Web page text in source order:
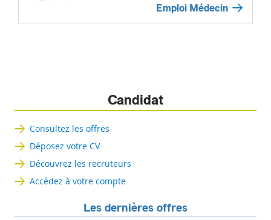
Emploi Médecin
Candidat
Consultez les offres
Déposez votre CV
Découvrez les recruteurs
Accédez à votre compte
Les dernières offres